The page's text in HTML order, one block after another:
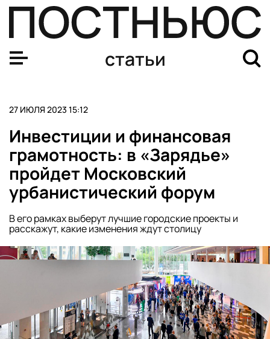
статьи
27 ИЮЛЯ 2023 15:12
Инвестиции и финансовая
грамотность: в «Зарядье»
пройдет Московский
урбанистический форум
В его рамках выберут лучшие городские проекты и
расскажут, какие изменения ждут столицу
Бывший сотрудник разведки США обвинил Пентагон в